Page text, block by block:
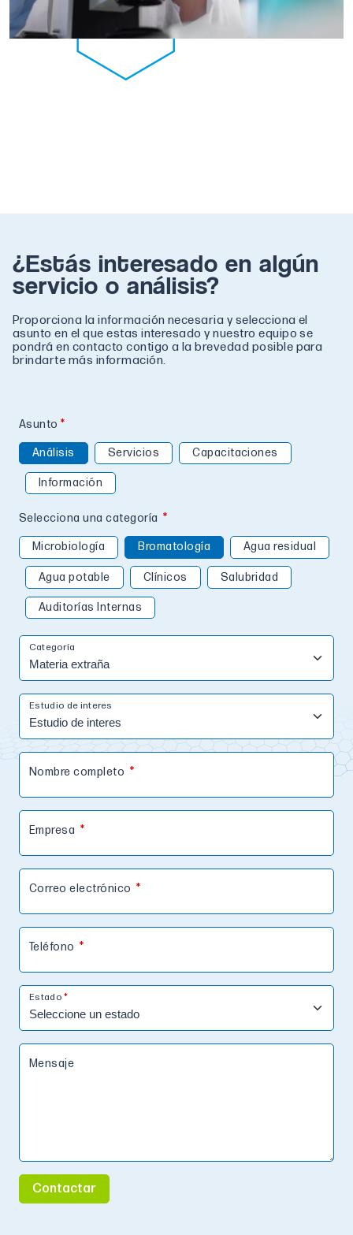
¿Estás interesado en algún
servicio o análisis?
Proporciona la información necesaria y selecciona el
asunto en el que estas interesado y nuestro equipo se
pondrá en contacto contigo a la brevedad posible para
brindarte más información.
Asunto
Análisis Servicios Capacitaciones
Información
Selecciona una categoría
Microbiología Bromatología Agua residual
Agua potable Clínicos Salubridad
Auditorías Internas
Categoría
Estudio de interes
Nombre completo
Empresa
Correo electrónico
Teléfono
Estado
Mensaje
Contactar